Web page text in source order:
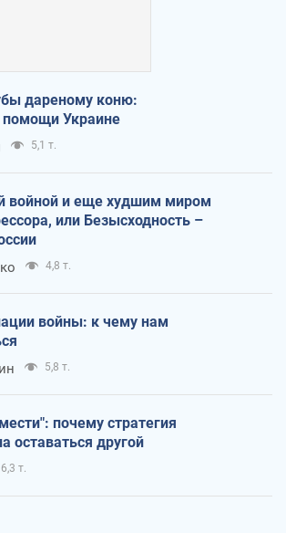
дареному коню:
помощи Украине
5,1 т.
войной и еще худшим миром
или Безысходность –
4,8 т.
войны: к чему нам
5,8 т.
почему стратегия
оставаться другой
6,3 т.